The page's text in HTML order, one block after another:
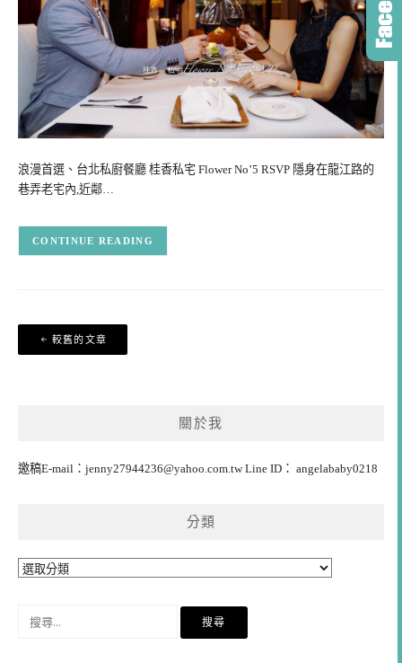
浪漫首選、台北私廚餐廳 桂香私宅 Flower No’5 RSVP 隱身在龍江路的
巷弄老宅內,近鄰…
CONTINUE READING
文
章
較舊的文章
關於我
邀稿E-mail： jenny27944236@yahoo.com.twLine ID： angelababy0218
分類
分